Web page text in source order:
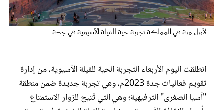
لأول مرة في المملكة تجربة حية للفيلة الآسيوية في جدة
انطلقت اليوم الأربعاء التجربة الحية للفيلة الآسيوية، من إدارة
تقويم فعاليات جدة 2023م، وهي تجربة جديدة ضمن منطقة
"آسيا الصغرى" الترفيهية؛ وهي التي تُتيح للزوار الاستمتاع